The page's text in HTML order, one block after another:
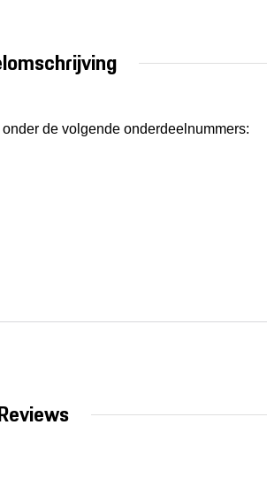
de volgende onderdeelnummers: